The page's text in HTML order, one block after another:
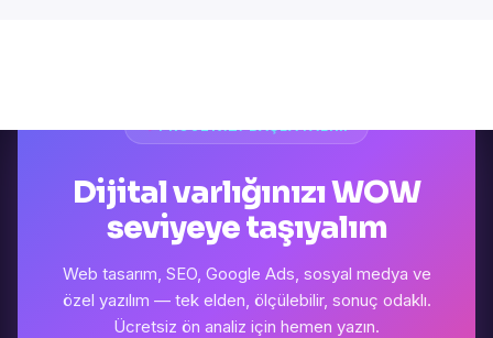
Dijital varlığınızı WOW
seviyeye taşıyalım
Web tasarım, SEO, Google Ads, sosyal medya ve
özel yazılım — tek elden, ölçülebilir, sonuç odaklı.
Ücretsiz ön analiz için hemen yazın.